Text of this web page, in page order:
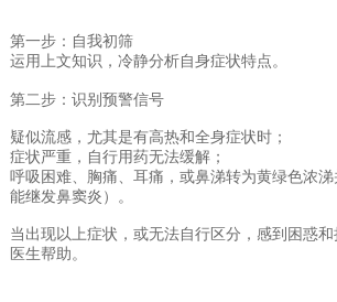
第一步：自我初筛
运用上文知识，冷静分析自身症状特点。
第二步：识别预警信号
疑似流感，尤其是有高热和全身症状时；
症状严重，自行用药无法缓解；
呼吸困难、胸痛、耳痛，或鼻涕转为黄绿色浓涕
能继发鼻窦炎）。
当出现以上症状，或无法自行区分，感到困惑
医生帮助。